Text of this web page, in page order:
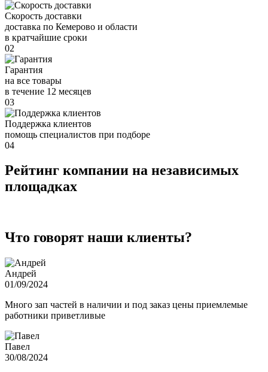
Скорость доставки
доставка по Кемерово и области
в кратчайшие сроки
02
Гарантия
на все товары
в течение 12 месяцев
03
Поддержка клиентов
помощь специалистов при подборе
04
Рейтинг компании на независимых
площадках
Что говорят наши клиенты?
Андрей
01/09/2024
Много зап частей в наличии и под заказ цены приемлемые
работники приветливые
Павел
30/08/2024